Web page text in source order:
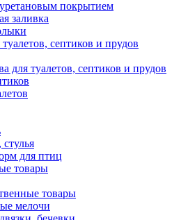
покрытием
заливка
септиков и прудов
для туалетов, септиков и прудов
для птиц
товары
товары
мелочи